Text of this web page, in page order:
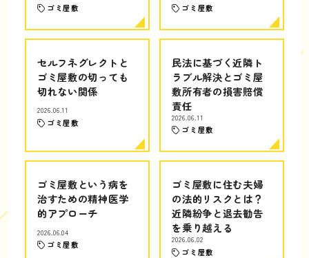
ゴミ屋敷 ゴミ屋敷
セルフネグレクトと
ゴミ屋敷の切っても
切れない関係
2026.06.11
ゴミ屋敷
民法に基づく近隣ト
ラブル解決とゴミ屋
敷所有者の損害賠償
責任
2026.06.11
ゴミ屋敷
ゴミ屋敷という病を
治すための精神医学
的アプローチ
2026.06.04
ゴミ屋敷
ゴミ屋敷に住む夫婦
の法的リスクとは？
近隣紛争と退去勧告
を乗り越える
2026.06.02
ゴミ屋敷